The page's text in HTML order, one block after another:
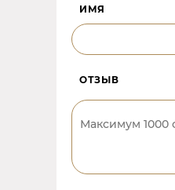
ИМЯ
ОТЗЫВ